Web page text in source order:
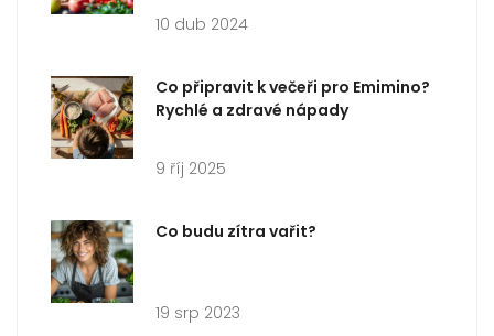
10 dub 2024
Co připravit k večeři pro Emimino?
Rychlé a zdravé nápady
9 říj 2025
Co budu zítra vařit?
19 srp 2023